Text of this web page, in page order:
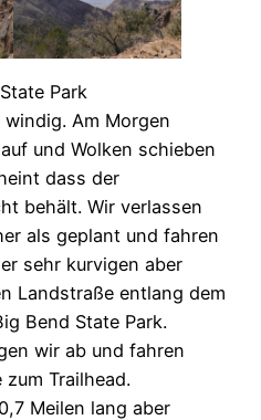
Park
Am Morgen
und Wolken schieben
dass der
behält. Wir verlassen
als geplant und fahren
sehr kurvigen aber
Landstraße entlang dem
Bend State Park.
wir ab und fahren
Trailhead.
Meilen lang aber